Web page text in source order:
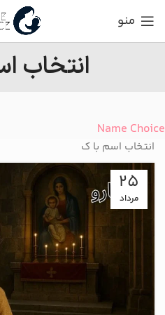
منو
انتخاب
Name Choice
انتخاب اسم با ک
25
مرداد